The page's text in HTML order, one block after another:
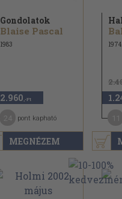
MEGNÉZEM
Gondolatok
Blaise Pascal
1983
2.960 ,-Ft
pont kapható
1974